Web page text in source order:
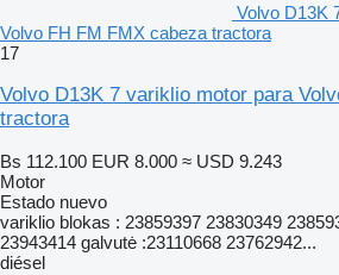
Volvo D13K
Volvo FH FM FMX cabeza tractora
17
Volvo D13K 7 variklio motor para
tractora
Bs 112.100 EUR 8.000 ≈ USD 9.243
Motor
Estado nuevo
variklio blokas : 23859397 23830349
23943414 galvutė :23110668 23762942...
diésel